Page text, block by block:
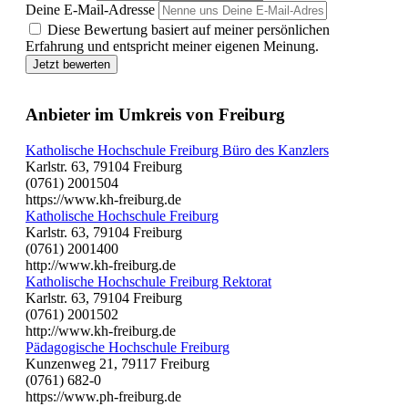
Deine E-Mail-Adresse
Diese Bewertung basiert auf meiner persönlichen
Erfahrung und entspricht meiner eigenen Meinung.
Jetzt bewerten
Anbieter im Umkreis von Freiburg
Katholische Hochschule Freiburg Büro des Kanzlers
Karlstr. 63, 79104 Freiburg
(0761) 2001504
https://www.kh-freiburg.de
Katholische Hochschule Freiburg
Karlstr. 63, 79104 Freiburg
(0761) 2001400
http://www.kh-freiburg.de
Katholische Hochschule Freiburg Rektorat
Karlstr. 63, 79104 Freiburg
(0761) 2001502
http://www.kh-freiburg.de
Pädagogische Hochschule Freiburg
Kunzenweg 21, 79117 Freiburg
(0761) 682-0
https://www.ph-freiburg.de